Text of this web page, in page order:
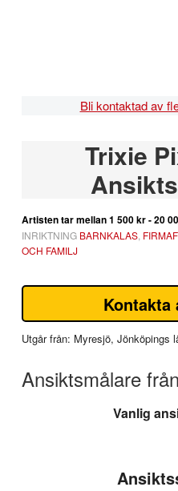
Bli kontaktad av
Trixie
Artisten tar mellan1 500 kr - 20
INRIKTNING BARNKALAS,
OCH FAMILJ
Kontakta
Utgår från: Myresjö, Jönköpings
Ansiktsmålare
Vanlig